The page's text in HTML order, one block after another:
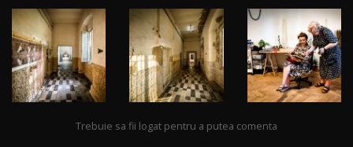
Trebuie sa fii logat pentru a putea comenta